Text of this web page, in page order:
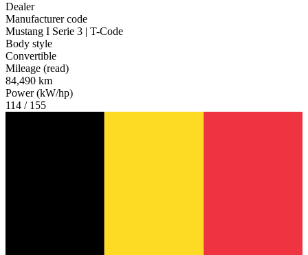
Dealer
Manufacturer code
Mustang I Serie 3 | T-Code
Body style
Convertible
Mileage (read)
84,490 km
Power (kW/hp)
114 / 155